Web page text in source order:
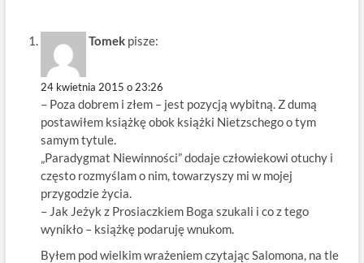
Tomek pisze:
24 kwietnia 2015 o 23:26
– Poza dobrem i złem – jest pozycją wybitną. Z dumą
postawiłem książkę obok książki Nietzschego o tym
samym tytule.
„Paradygmat Niewinności” dodaje człowiekowi otuchy i
często rozmyślam o nim, towarzyszy mi w mojej
przygodzie życia.
– Jak Jeżyk z Prosiaczkiem Boga szukali i co z tego
wynikło – książkę podaruję wnukom.
Byłem pod wielkim wrażeniem czytając Salomona, na tle